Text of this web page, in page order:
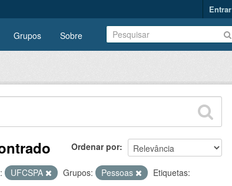
Entrar
Grupos Sobre
Ordenar por
UFCSPA Grupos: Pessoas
Etiquetas: